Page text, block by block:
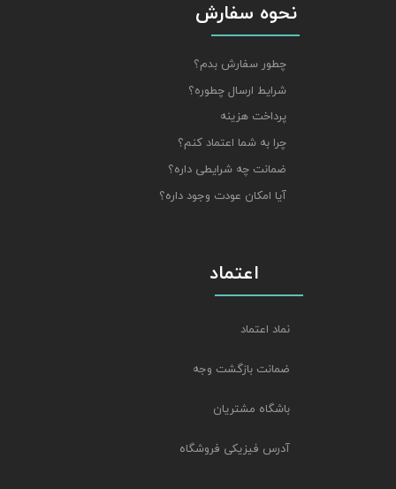
نحوه سفارش
چطور سفارش بدم؟
شرایط ارسال چطوره؟
پرداخت هزینه
چرا به شما اعتماد کنم؟
ضمانت چه شرایطی داره؟
آیا امکان عودت وجود داره؟
اعتماد
نماد اعتماد
ضمانت بازگشت وجه
باشگاه مشتریان
آدرس فیزیکی فروشگاه